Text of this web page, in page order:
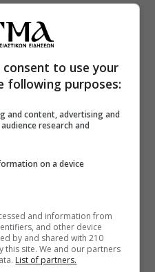
to use your
following purposes:
and content, advertising and
research and
on a device
and information from
and other device
by and shared with 210
this site. We and our partners
List of partners.